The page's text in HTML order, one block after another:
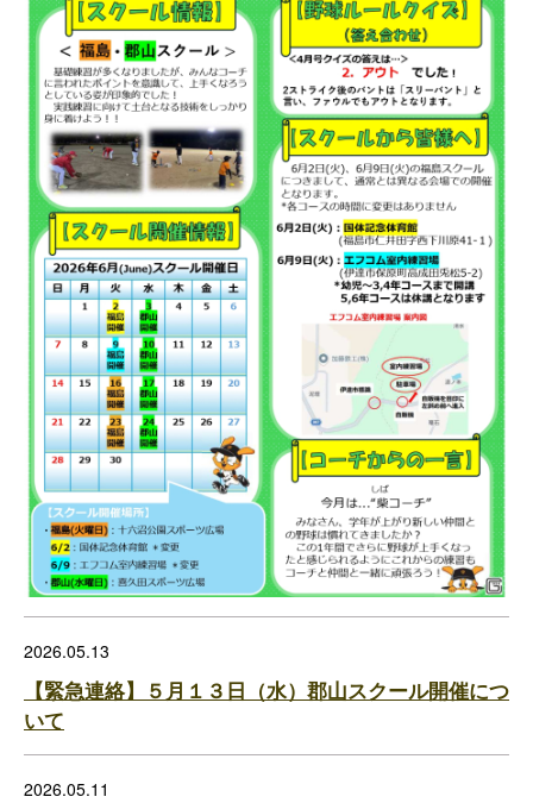
2026.05.13
【緊急連絡】５月１３日（水）郡山スクール開催につ
いて
2026.05.11